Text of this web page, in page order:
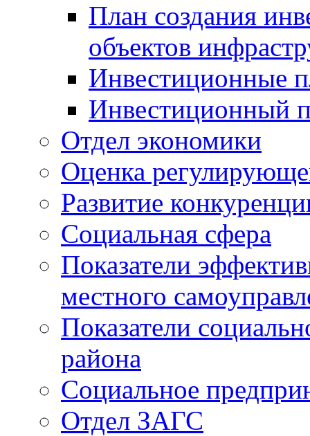
План создания
объектов
Инвестиционные
Инвестиционный
Отдел экономики
Оценка
Развитие
Социальная сфера
Показатели
местного
Показатели
района
Социальное
Отдел ЗАГС